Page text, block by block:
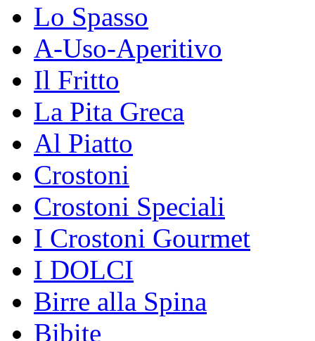
Lo Spasso
A-Uso-Aperitivo
Il Fritto
La Pita Greca
Al Piatto
Crostoni
Crostoni Speciali
I Crostoni Gourmet
I DOLCI
Birre alla Spina
Bibite